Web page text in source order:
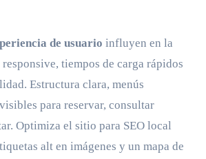
de usuario influyen en la
tiempos de carga rápidos
Estructura clara, menús
para reservar, consultar
Optimiza el sitio para SEO local
alt en imágenes y un mapa de